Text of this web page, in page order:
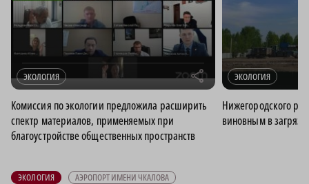
ЭКОЛОГИЯ r
Комиссия по экологии предложила расширить
спектр материалов, применяемых при
благоустройстве общественных пространств
ЭКОЛОГИЯ
Нижегородского
виновным в
ЭКОЛОГИЯ АЭРОПОРТ ИМЕНИ ЧКАЛОВА